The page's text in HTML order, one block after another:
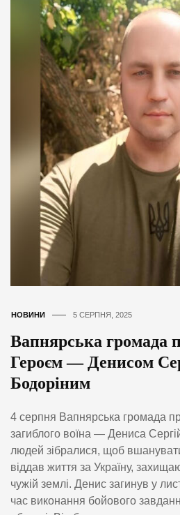
НОВИНИ 5 СЕРПНЯ, 2025
Вапнярська громада
Героєм — Денисом
Бодоріним
4 серпня Вапнярська громада
загиблого воїна — Дениса
людей зібралися, щоб
віддав життя за Україну,
чужій землі. Денис загинув у
час виконання бойового